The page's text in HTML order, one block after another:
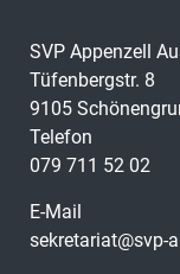
SVP Appenzell
Tüfenbergstr. 8
9105
Telefon
079 711 52 02
E-Mail
sekretariat@svp-